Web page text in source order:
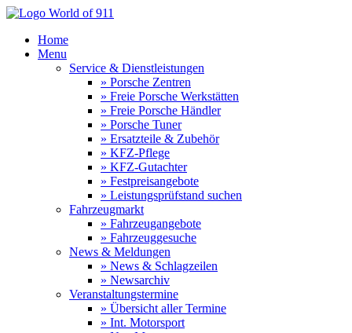
Home
Menu
Service & Dienstleistungen
» Porsche Zentren
» Freie Porsche Werkstätten
» Freie Porsche Händler
» Porsche Tuner
» Ersatzteile & Zubehör
» KFZ-Pflege
» KFZ-Gutachter
» Festpreisangebote
» Leistungsprüfstand suchen
Fahrzeugmarkt
» Fahrzeugangebote
» Fahrzeuggesuche
News & Meldungen
» News & Schlagzeilen
» Newsarchiv
Veranstaltungstermine
» Übersicht aller Termine
» Int. Motorsport